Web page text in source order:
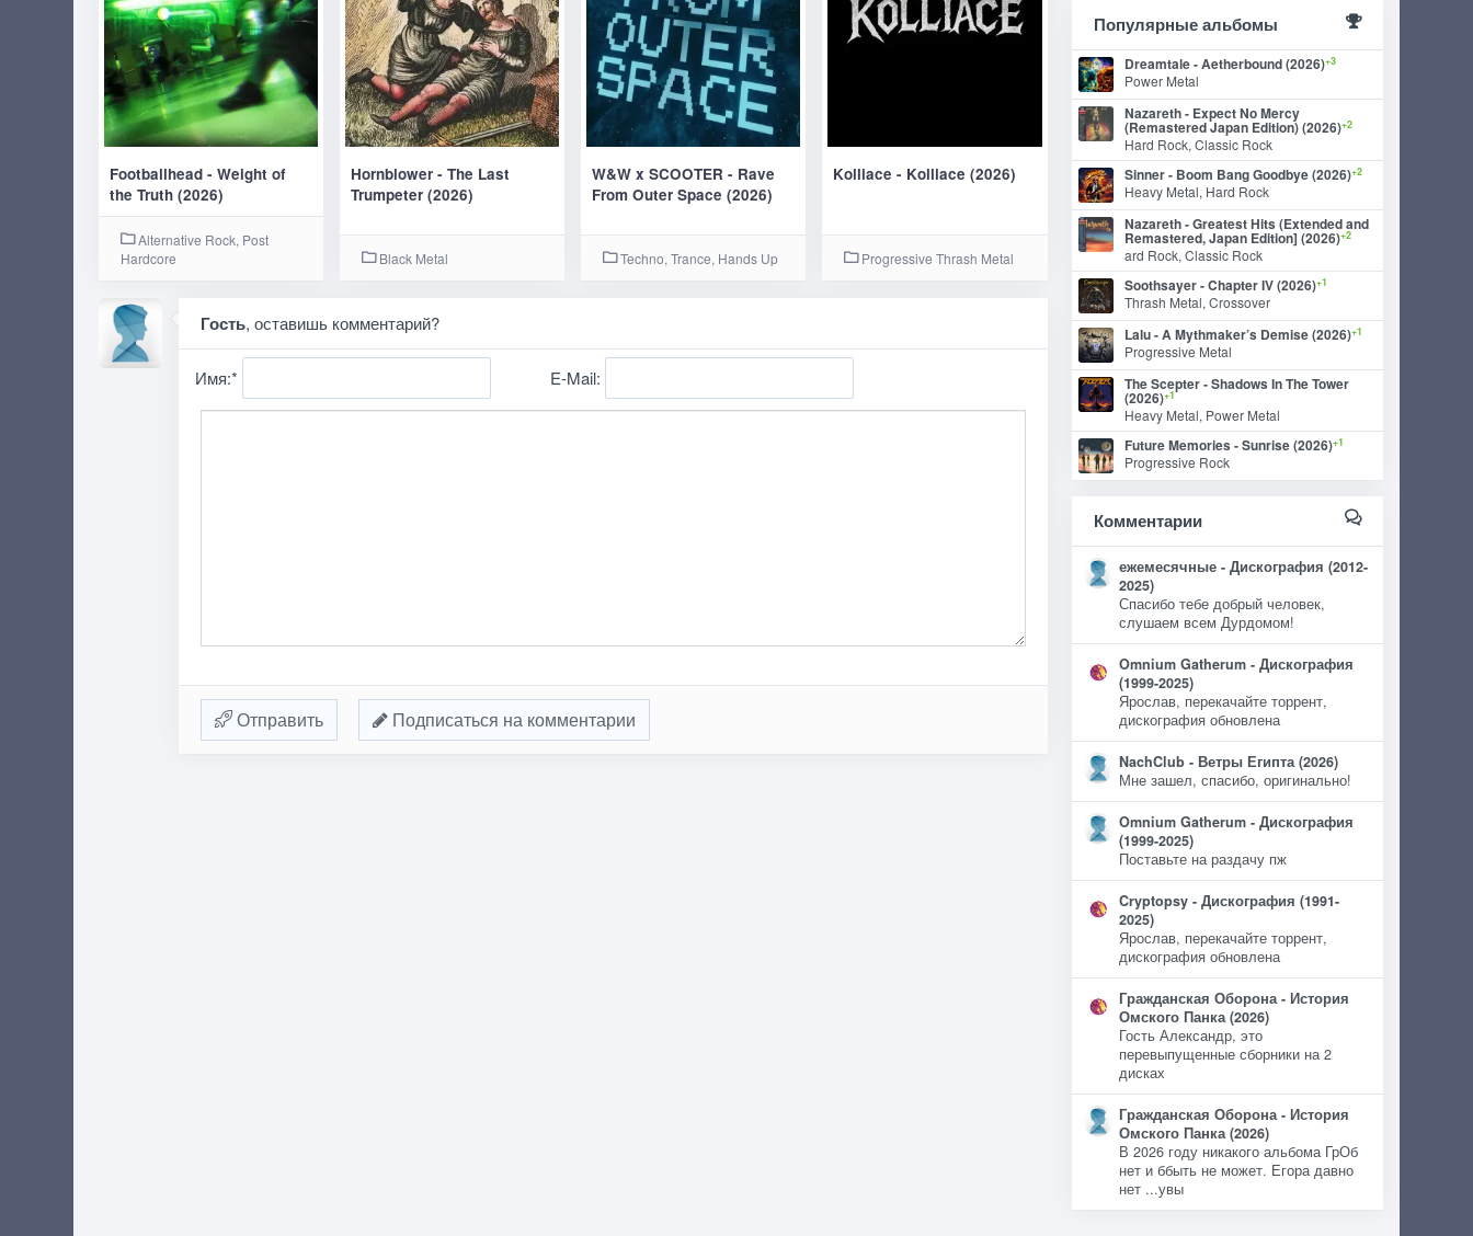
Footballhead - Weight of
the Truth (2026)
Alternative Rock, Post
Hardcore
Hornblower - The Last
Trumpeter (2026)
Black Metal
W&W x SCOOTER - Rave
From Outer Space (2026)
Techno, Trance, Hands Up
Kolliace - Kolliace (2026)
Progressive Thrash Metal
Гость, оставишь комментарий?
Имя:* E-Mail:
Отправить Подписаться на комментарии
Популярные альбомы
Dreamtale - Aetherbound (2026)+3
Power Metal
Nazareth - Expect No Mercy
(Remastered Japan Edition) (2026)+2
Hard Rock, Classic Rock
Sinner - Boom Bang Goodbye (2026)+2
Heavy Metal, Hard Rock
Nazareth - Greatest Hits (Extended and
Remastered, Japan Edition] (2026)+2
ard Rock, Classic Rock
Soothsayer - Chapter IV (2026)+1
Thrash Metal, Crossover
Lalu - A Mythmaker’s Demise (2026)+1
Progressive Metal
The Scepter - Shadows In The Tower
(2026)+1
Heavy Metal, Power Metal
Future Memories - Sunrise (2026)+1
Progressive Rock
Комментарии
ежемесячные - Дискография (2012-
2025)
Спасибо тебе добрый человек,
слушаем всем Дурдомом!
Omnium Gatherum - Дискография
(1999-2025)
Ярослав, перекачайте торрент,
дискография обновлена
NachClub - Ветры Египта (2026)
Мне зашел, спасибо, оригинально!
Omnium Gatherum - Дискография
(1999-2025)
Поставьте на раздачу пж
Cryptopsy - Дискография (1991-
2025)
Ярослав, перекачайте торрент,
дискография обновлена
Гражданская Оборона - История
Омского Панка (2026)
Гость Александр, это
перевыпущенные сборники на 2
дисках
Гражданская Оборона - История
Омского Панка (2026)
В 2026 году никакого альбома ГрОб
нет и ббыть не может. Егора давно
нет ...увы